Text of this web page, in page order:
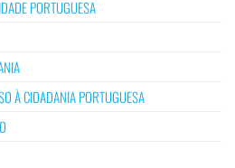
PORTUGUESA
À CIDADANIA PORTUGUESA